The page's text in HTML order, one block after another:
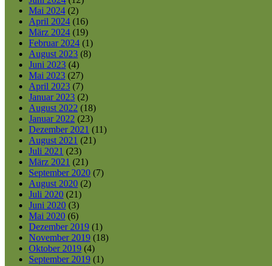
Mai 2024 (2)
April 2024 (16)
März 2024 (19)
Februar 2024 (1)
August 2023 (8)
Juni 2023 (4)
Mai 2023 (27)
April 2023 (7)
Januar 2023 (2)
August 2022 (18)
Januar 2022 (23)
Dezember 2021 (11)
August 2021 (21)
Juli 2021 (23)
März 2021 (21)
September 2020 (7)
August 2020 (2)
Juli 2020 (21)
Juni 2020 (3)
Mai 2020 (6)
Dezember 2019 (1)
November 2019 (18)
Oktober 2019 (4)
September 2019 (1)